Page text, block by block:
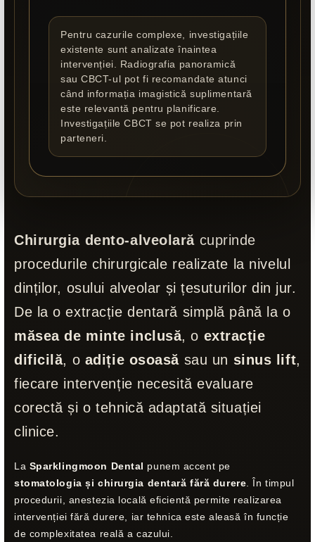
Pentru cazurile complexe, investigațiile
existente sunt analizate înaintea
intervenției. Radiografia panoramică
sau CBCT-ul pot fi recomandate atunci
când informația imagistică suplimentară
este relevantă pentru planificare.
Investigațiile CBCT se pot realiza prin
parteneri.
Chirurgia dento-alveolară cuprinde
procedurile chirurgicale realizate la nivelul
dinților, osului alveolar și țesuturilor din jur.
De la o extracție dentară simplă până la o
măsea de minte inclusă, o extracție
dificilă, o adiție osoasă sau un sinus lift,
fiecare intervenție necesită evaluare
corectă și o tehnică adaptată situației
clinice.
La Sparklingmoon Dental punem accent pe
stomatologia și chirurgia dentară fără durere . În timpul
procedurii, anestezia locală eficientă permite realizarea
intervenției fără durere, iar tehnica este aleasă în funcție
de complexitatea reală a cazului.